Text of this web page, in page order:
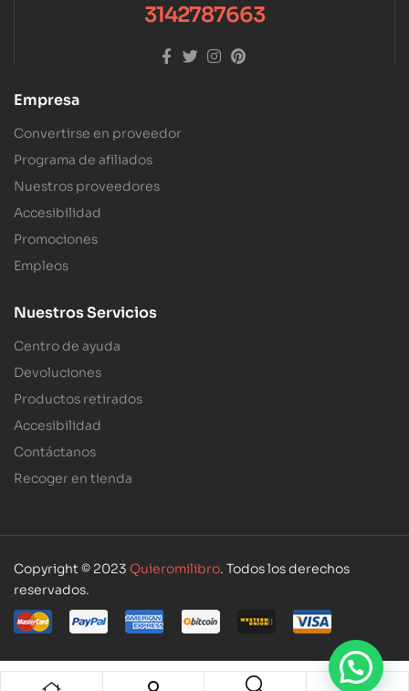
3142787663
Empresa
Convertirse en proveedor
Programa de afiliados
Nuestros proveedores
Accesibilidad
Promociones
Empleos
Nuestros Servicios
Centro de ayuda
Devoluciones
Productos retirados
Accesibilidad
Contáctanos
Recoger en tienda
Copyright © 2023 Quieromilibro. Todos los derechos
reservados.